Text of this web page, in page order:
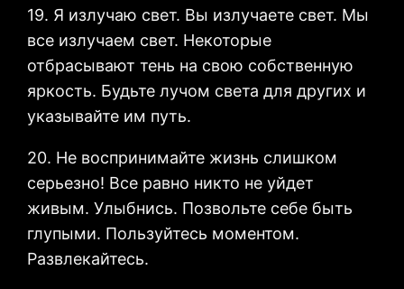
19. Я излучаю свет. Вы излучаете свет. Мы
все излучаем свет. Некоторые
отбрасывают тень на свою собственную
яркость. Будьте лучом света для других и
указывайте им путь.
20. Не воспринимайте жизнь слишком
серьезно! Все равно никто не уйдет
живым. Улыбнись. Позвольте себе быть
глупыми. Пользуйтесь моментом.
Развлекайтесь.